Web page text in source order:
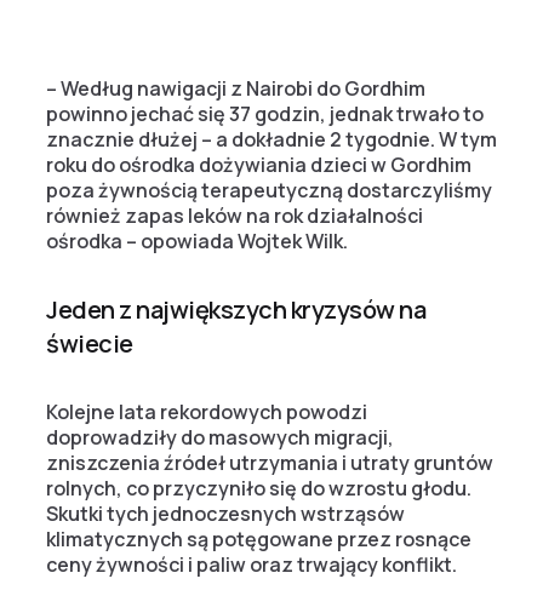
– Według nawigacji z Nairobi do Gordhim
powinno jechać się 37 godzin, jednak trwało to
znacznie dłużej – a dokładnie 2 tygodnie. W tym
roku do ośrodka dożywiania dzieci w Gordhim
poza żywnością terapeutyczną dostarczyliśmy
również zapas leków na rok działalności
ośrodka – opowiada Wojtek Wilk.
Jeden z największych kryzysów na
świecie
Kolejne lata rekordowych powodzi
doprowadziły do masowych migracji,
zniszczenia źródeł utrzymania i utraty gruntów
rolnych, co przyczyniło się do wzrostu głodu.
Skutki tych jednoczesnych wstrząsów
klimatycznych są potęgowane przez rosnące
ceny żywności i paliw oraz trwający konflikt.